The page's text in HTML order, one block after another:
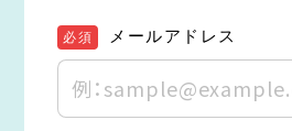
必須 メールアドレス